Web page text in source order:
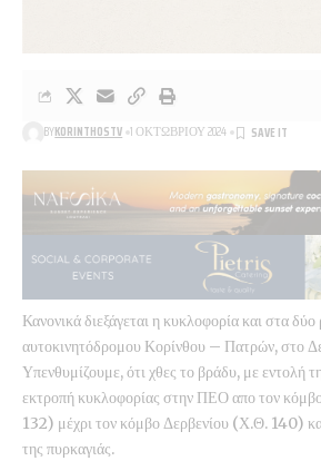
BYKORINTHOSTV 1 ΟΚΤΩΒΡΊΟΥ 2024
Κανονικά διεξάγεται η κυκλοφορία και στα
αυτοκινητόδρομου Κορίνθου – Πατρών, στο
Υπενθυμίζουμε, ότι χθες το βράδυ, με εντολή
εκτροπή κυκλοφορίας στην ΠΕΟ απο τον
132) μέχρι τον κόμβο Δερβενίου (Χ.Θ. 140)
της πυρκαγιάς.